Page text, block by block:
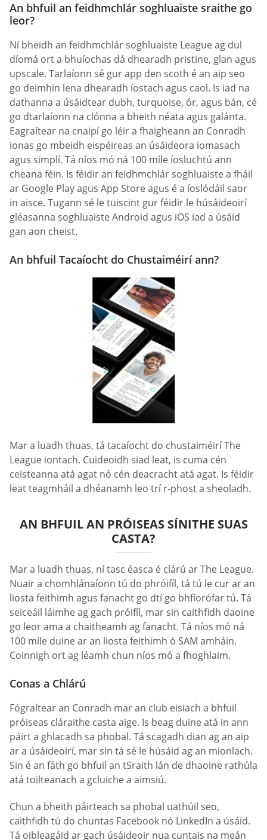
An bhfuil an feidhmchlár soghluaiste sraithe go
leor?
Ní bheidh an feidhmchlár soghluaiste League ag dul
díomá ort a bhuíochas dá dhearadh pristine, glan agus
upscale. Tarlaíonn sé gur app den scoth é an aip seo
go deimhin lena dhearadh íostach agus caol. Is iad na
dathanna a úsáidtear dubh, turquoise, ór, agus bán, cé
go dtarlaíonn na clónna a bheith néata agus galánta.
Eagraítear na cnaipí go léir a fhaigheann an Conradh
ionas go mbeidh eispéireas an úsáideora iomasach
agus simplí. Tá níos mó ná 100 míle íosluchtú ann
cheana féin. Is féidir an feidhmchlár soghluaiste a fháil
ar Google Play agus App Store agus é a íoslódáil saor
in aisce. Tugann sé le tuiscint gur féidir le húsáideoirí
gléasanna soghluaiste Android agus iOS iad a úsáid
gan aon cheist.
An bhfuil Tacaíocht do Chustaiméirí ann?
Mar a luadh thuas, tá tacaíocht do chustaiméirí The
League iontach. Cuideoidh siad leat, is cuma cén
ceisteanna atá agat nó cén deacracht atá agat. Is féidir
leat teagmháil a dhéanamh leo trí r-phost a sheoladh.
AN BHFUIL AN PRÓISEAS SÍNITHE SUAS
CASTA?
Mar a luadh thuas, ní tasc éasca é clárú ar The League.
Nuair a chomhlánaíonn tú do phróifíl, tá tú le cur ar an
liosta feithimh agus fanacht go dtí go bhfíorófar tú. Tá
seiceáil láimhe ag gach próifíl, mar sin caithfidh daoine
go leor ama a chaitheamh ag fanacht. Tá níos mó ná
100 míle duine ar an liosta feithimh ó SAM amháin.
Coinnigh ort ag léamh chun níos mó a fhoghlaim.
Conas a Chlárú
Fógraítear an Conradh mar an club eisiach a bhfuil
próiseas cláraithe casta aige. Is beag duine atá in ann
páirt a ghlacadh sa phobal. Tá scagadh dian ag an aip
ar a úsáideoirí, mar sin tá sé le húsáid ag an mionlach.
Sin é an fáth go bhfuil an tSraith lán de dhaoine rathúla
atá toilteanach a gcluiche a aimsiú.
Chun a bheith páirteach sa phobal uathúil seo,
caithfidh tú do chuntas Facebook nó LinkedIn a úsáid.
Tá oibleagáid ar gach úsáideoir nua cuntais na meán